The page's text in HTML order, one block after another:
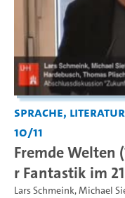
Sprache,
10/11
Fremde Welten
r Fantastik im
Lars Schmeink,Michael